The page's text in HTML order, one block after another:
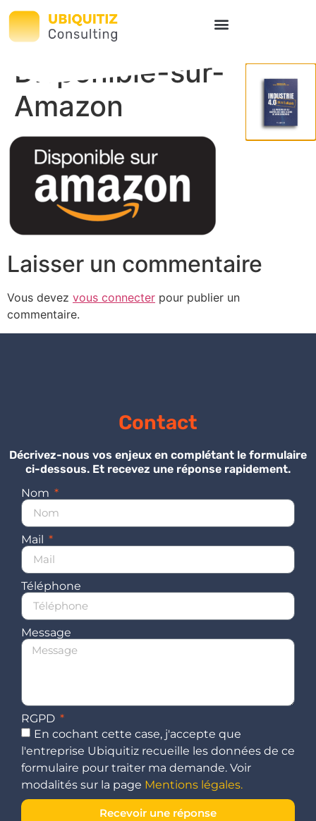
Disponible-sur-
Amazon
Laisser un commentaire
Vous devez vous connecter pour publier un
commentaire.
Contact
Décrivez-nous vos enjeux en complétant le formulaire
ci-dessous. Et recevez une réponse rapidement.
Nom
Mail
Téléphone
Message
RGPD
En cochant cette case, j'accepte que
l'entreprise Ubiquitiz recueille les données de ce
formulaire pour traiter ma demande. Voir
modalités sur la page Mentions légales.
Recevoir une réponse